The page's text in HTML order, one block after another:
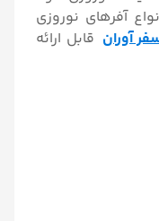
آفرهای نوروزی
آوران قابل ارائه